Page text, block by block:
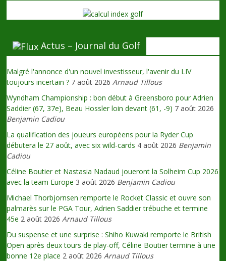
Actus – Journal du Golf
Malgré l'annonce d'un nouvel investisseur, l'avenir du LIV
toujours incertain ? 7 août 2026 Arnaud Tillous
Wyndham Championship : bon début à Greensboro pour Adrien
Saddier (67, 37e), Beau Hossler loin devant (61, -9) 7 août 2026
Benjamin Cadiou
La qualification des joueurs européens pour la Ryder Cup
débutera le 27 août, avec six wild-cards 4 août 2026 Benjamin
Cadiou
Céline Boutier et Nastasia Nadaud joueront la Solheim Cup 2026
avec la team Europe 3 août 2026 Benjamin Cadiou
Michael Thorbjornsen remporte le Rocket Classic et ouvre son
palmarès sur le PGA Tour, Adrien Saddier trébuche et termine
45e 2 août 2026 Arnaud Tillous
Du suspense et une surprise : Shiho Kuwaki remporte le British
Open après deux tours de play-off, Céline Boutier termine à une
bonne 12e place 2 août 2026 Arnaud Tillous